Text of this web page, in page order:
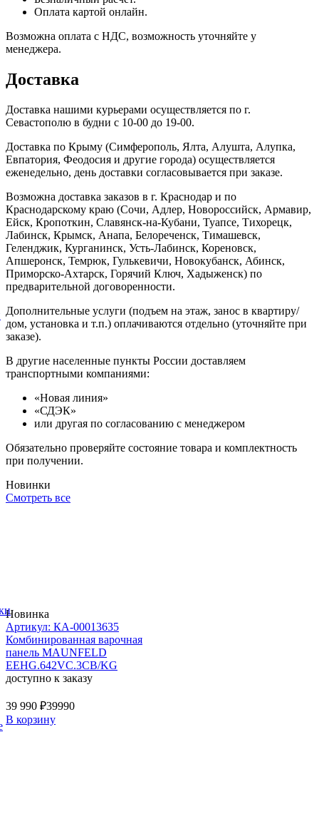
Оплата картой онлайн.
Возможна оплата с НДС, возможность уточняйте у
менеджера.
Доставка
Доставка нашими курьерами осуществляется по г.
Севастополю в будни с 10-00 до 19-00.
Доставка по Крыму (Симферополь, Ялта, Алушта, Алупка,
Евпатория, Феодосия и другие города) осуществляется
еженедельно, день доставки согласовывается при заказе.
Возможна доставка заказов в г. Краснодар и по
Краснодарскому краю (Сочи, Адлер, Новороссийск, Армавир,
Ейск, Кропоткин, Славянск-на-Кубани, Туапсе, Тихорецк,
Лабинск, Крымск, Анапа, Белореченск, Тимашевск,
Геленджик, Курганинск, Усть-Лабинск, Кореновск,
Апшеронск, Темрюк, Гулькевичи, Новокубанск, Абинск,
Приморско-Ахтарск, Горячий Ключ, Хадыженск) по
предварительной договоренности.
Дополнительные услуги (подъем на этаж, занос в квартиру/
дом, установка и т.п.) оплачиваются отдельно (уточняйте при
заказе).
В другие населенные пункты России доставляем
транспортными компаниями:
«Новая линия»
«СДЭК»
или другая по согласованию с менеджером
Обязательно проверяйте состояние товара и комплектность
при получении.
Новинки
Смотреть все
Новинка
Артикул: КА-00013635
Комбинированная варочная
панель MAUNFELD
EEHG.642VC.3CB/KG
доступно к заказу
39 990 ₽39990
В корзину